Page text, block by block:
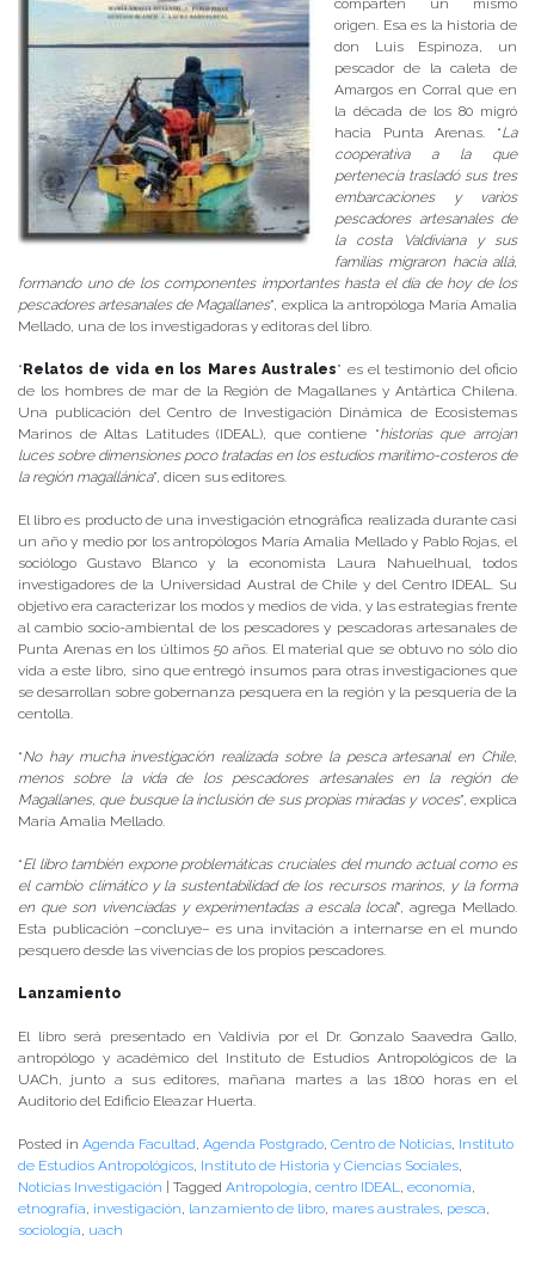
comparten un mismo
origen. Esa es la historia de
don Luis Espinoza, un
pescador de la caleta de
Amargos en Corral que en
la década de los 80 migró
hacia Punta Arenas. “La
cooperativa a la que
pertenecía trasladó sus tres
embarcaciones y varios
pescadores artesanales de
la costa Valdiviana y sus
familias migraron hacia allá,
formando uno de los componentes importantes hasta el día de hoy de los
pescadores artesanales de Magallanes”, explica la antropóloga María Amalia
Mellado, una de los investigadoras y editoras del libro.
“ Relatos de vida en los Mares Australes” es el testimonio del oficio
de los hombres de mar de la Región de Magallanes y Antártica Chilena.
Una publicación del Centro de Investigación Dinámica de Ecosistemas
Marinos de Altas Latitudes (IDEAL), que contiene “historias que arrojan
luces sobre dimensiones poco tratadas en los estudios marítimo-costeros de
la región magallánica”, dicen sus editores.
El libro es producto de una investigación etnográfica realizada durante casi
un año y medio por los antropólogos María Amalia Mellado y Pablo Rojas, el
sociólogo Gustavo Blanco y la economista Laura Nahuelhual, todos
investigadores de la Universidad Austral de Chile y del Centro IDEAL. Su
objetivo era caracterizar los modos y medios de vida, y las estrategias frente
al cambio socio-ambiental de los pescadores y pescadoras artesanales de
Punta Arenas en los últimos 50 años. El material que se obtuvo no sólo dio
vida a este libro, sino que entregó insumos para otras investigaciones que
se desarrollan sobre gobernanza pesquera en la región y la pesquería de la
centolla.
“No hay mucha investigación realizada sobre la pesca artesanal en Chile,
menos sobre la vida de los pescadores artesanales en la región de
Magallanes, que busque la inclusión de sus propias miradas y voces”, explica
María Amalia Mellado.
“El libro también expone problemáticas cruciales del mundo actual como es
el cambio climático y la sustentabilidad de los recursos marinos, y la forma
en que son vivenciadas y experimentadas a escala local”, agrega Mellado.
Esta publicación –concluye– es una invitación a internarse en el mundo
pesquero desde las vivencias de los propios pescadores.
Lanzamiento
El libro será presentado en Valdivia por el Dr. Gonzalo Saavedra Gallo,
antropólogo y académico del Instituto de Estudios Antropológicos de la
UACh, junto a sus editores, mañana martes a las 18:00 horas en el
Auditorio del Edificio Eleazar Huerta.
Posted in Agenda Facultad, Agenda Postgrado, Centro de Noticias, Instituto
de Estudios Antropológicos, Instituto de Historia y Ciencias Sociales,
Noticias Investigación
Tagged Antropología, centro IDEAL, economía,
etnografía, investigación, lanzamiento de libro, mares australes, pesca,
sociología, uach